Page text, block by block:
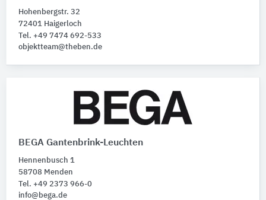
Hohenbergstr. 32
72401 Haigerloch
Tel. +49 7474 692-533
objektteam@theben.de
BEGA Gantenbrink-Leuchten
Hennenbusch 1
58708 Menden
Tel. +49 2373 966-0
info@bega.de